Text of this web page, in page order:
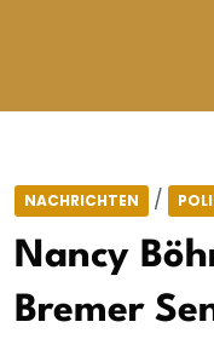
NACHRICHTEN /
Nancy
Bremer